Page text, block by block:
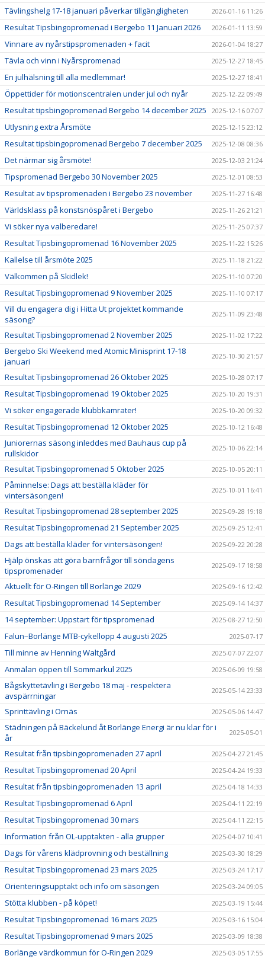
Tävlingshelg 17-18 januari påverkar tillgängligheten 2026-01-16 11:26
Resultat Tipsbingopromenad i Bergebo 11 Januari 2026 2026-01-11 13:59
Vinnare av nyårstipspromenaden + facit 2026-01-04 18:27
Tävla och vinn i Nyårspromenad 2025-12-27 18:45
En julhälsning till alla medlemmar! 2025-12-27 18:41
Öppettider för motionscentralen under jul och nyår 2025-12-22 09:49
Resultat tipsbingopromenad Bergebo 14 december 2025 2025-12-16 07:07
Utlysning extra Årsmöte 2025-12-15 23:12
Resultat tipsbingopromenad Bergebo 7 december 2025 2025-12-08 08:36
Det närmar sig årsmöte! 2025-12-03 21:24
Tipspromenad Bergebo 30 November 2025 2025-12-01 08:53
Resultat av tipspromenaden i Bergebo 23 november 2025-11-27 16:48
Världsklass på konstsnöspåret i Bergebo 2025-11-26 21:21
Vi söker nya valberedare! 2025-11-25 07:37
Resultat Tipsbingopromenad 16 November 2025 2025-11-22 15:26
Kallelse till årsmöte 2025 2025-11-18 21:22
Välkommen på Skidlek! 2025-11-10 07:20
Resultat Tipsbingopromenad 9 November 2025 2025-11-10 07:17
Vill du engagera dig i Hitta Ut projektet kommande
säsong?
2025-11-09 23:48
Resultat Tipsbingopromenad 2 November 2025 2025-11-02 17:22
Bergebo Ski Weekend med Atomic Minisprint 17-18
januari
2025-10-30 21:57
Resultat Tipsbingopromenad 26 Oktober 2025 2025-10-28 07:17
Resultat Tipsbingopromenad 19 Oktober 2025 2025-10-20 19:31
Vi söker engagerade klubbkamrater! 2025-10-20 09:32
Resultat Tipsbingopromenad 12 Oktober 2025 2025-10-12 16:48
Juniorernas säsong inleddes med Bauhaus cup på
rullskidor
2025-10-06 22:14
Resultat Tipsbingopromenad 5 Oktober 2025 2025-10-05 20:11
Påminnelse: Dags att beställa kläder för
vintersäsongen!
2025-10-01 16:41
Resultat Tipsbingopromenad 28 september 2025 2025-09-28 19:18
Resultat Tipsbingopromenad 21 September 2025 2025-09-25 12:41
Dags att beställa kläder för vintersäsongen! 2025-09-22 20:28
Hjälp önskas att göra barnfrågor till söndagens
tipspromenader
2025-09-17 18:58
Aktuellt för O-Ringen till Borlänge 2029 2025-09-16 12:42
Resultat Tipsbingopromenad 14 September 2025-09-14 14:37
14 september: Uppstart för tipspromenad 2025-08-27 12:50
Falun–Borlänge MTB-cykellopp 4 augusti 2025 2025-07-17
Till minne av Henning Waltgård 2025-07-07 22:07
Anmälan öppen till Sommarkul 2025 2025-06-09 19:58
Bågskyttetävling i Bergebo 18 maj - respektera
avspärrningar
2025-05-14 23:33
Sprinttävling i Ornäs 2025-05-06 14:47
Städningen på Bäckelund åt Borlänge Energi är nu klar för i
år
2025-05-01
Resultat från tipsbingopromenaden 27 april 2025-04-27 21:45
Resultat Tipsbingopromenad 20 April 2025-04-24 19:33
Resultat från tipsbingopromenaden 13 april 2025-04-18 14:33
Resultat Tipsbingopromenad 6 April 2025-04-11 22:19
Resultat Tipsbingopromenad 30 mars 2025-04-11 22:15
Information från OL-upptakten - alla grupper 2025-04-07 10:41
Dags för vårens klädprovning och beställning 2025-03-30 18:29
Resultat Tipsbingopromenad 23 mars 2025 2025-03-24 17:17
Orienteringsupptakt och info om säsongen 2025-03-24 09:05
Stötta klubben - på köpet! 2025-03-19 15:44
Resultat Tipsbingopromenad 16 mars 2025 2025-03-16 15:04
Resultat Tipsbingopromenad 9 mars 2025 2025-03-09 18:38
Borlänge värdkommun för O-Ringen 2029 2025-03-05 17:55